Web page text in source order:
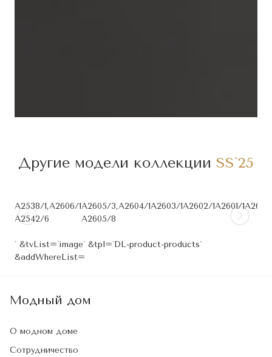
Другие модели коллекции SS`25
A2538/1,
А2542/6
А2606/1А2605/3,
А2605/8
А2604/1А2603/1А2602/1А2601/1
` &tvList=`image` &tpl=`DL-product-products`
&addWhereList=
Модный дом
О модном доме
Сотрудничество